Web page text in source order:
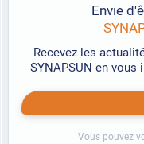
Envie
Recevez les
SYNAPSUN en
Vous pouvez